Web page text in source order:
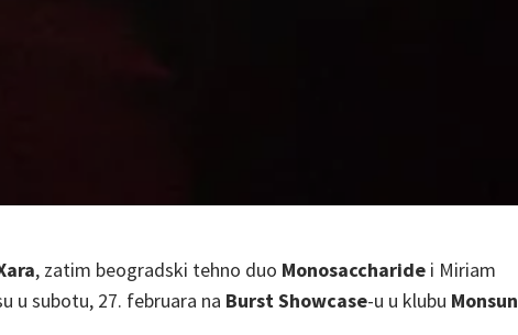
, zatim beogradski tehno duo Monosaccharide i Miriam
u subotu, 27. februara na Burst Showcase-u u klubu Monsun